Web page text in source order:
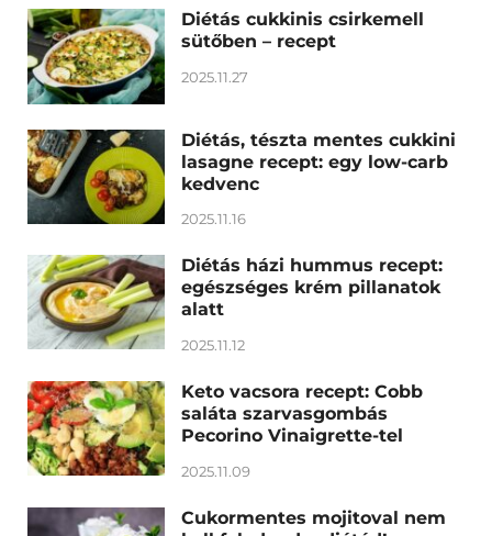
Diétás cukkinis csirkemell
sütőben – recept
2025.11.27
Diétás, tészta mentes cukkini
lasagne recept: egy low-carb
kedvenc
2025.11.16
Diétás házi hummus recept:
egészséges krém pillanatok
alatt
2025.11.12
Keto vacsora recept: Cobb
saláta szarvasgombás
Pecorino Vinaigrette-tel
2025.11.09
Cukormentes mojitoval nem